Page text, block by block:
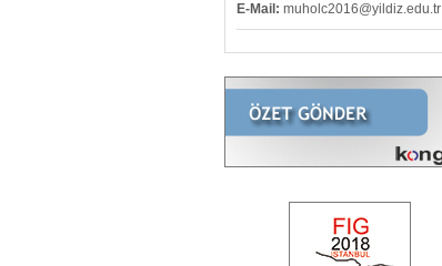
E-Mail: muholc2016@yildiz.edu.tr